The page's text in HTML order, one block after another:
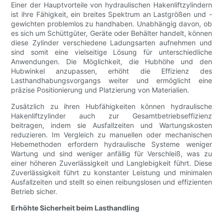
Einer der Hauptvorteile von hydraulischen Hakenliftzylindern
ist ihre Fähigkeit, ein breites Spektrum an Lastgrößen und -
gewichten problemlos zu handhaben. Unabhängig davon, ob
es sich um Schüttgüter, Geräte oder Behälter handelt, können
diese Zylinder verschiedene Ladungsarten aufnehmen und
sind somit eine vielseitige Lösung für unterschiedliche
Anwendungen. Die Möglichkeit, die Hubhöhe und den
Hubwinkel anzupassen, erhöht die Effizienz des
Lasthandhabungsvorgangs weiter und ermöglicht eine
präzise Positionierung und Platzierung von Materialien.
Zusätzlich zu ihren Hubfähigkeiten können hydraulische
Hakenliftzylinder auch zur Gesamtbetriebseffizienz
beitragen, indem sie Ausfallzeiten und Wartungskosten
reduzieren. Im Vergleich zu manuellen oder mechanischen
Hebemethoden erfordern hydraulische Systeme weniger
Wartung und sind weniger anfällig für Verschleiß, was zu
einer höheren Zuverlässigkeit und Langlebigkeit führt. Diese
Zuverlässigkeit führt zu konstanter Leistung und minimalen
Ausfallzeiten und stellt so einen reibungslosen und effizienten
Betrieb sicher.
Erhöhte Sicherheit beim Lasthandling